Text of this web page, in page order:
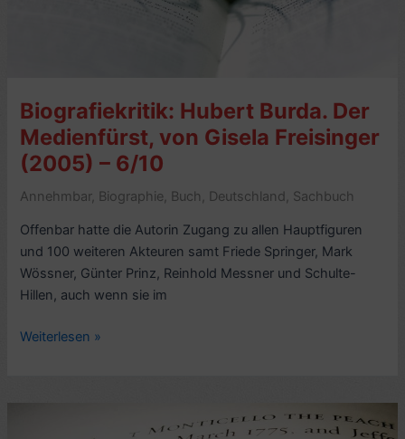
1980)
–
5/10
Biografiekritik: Hubert Burda. Der
Medienfürst, von Gisela Freisinger
(2005) – 6/10
Annehmbar, Biographie Buch Deutschland Sachbuch
Offenbar hatte die Autorin Zugang zu allen Hauptfiguren
und 100 weiteren Akteuren samt Friede Springer, Mark
Wössner, Günter Prinz, Reinhold Messner und Schulte-
Hillen, auch wenn sie im
Biografiekritik:
Weiterlesen »